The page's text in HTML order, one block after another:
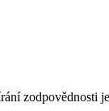
zodpovědnosti